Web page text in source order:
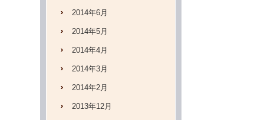
2014年6月
2014年5月
2014年4月
2014年3月
2014年2月
2013年12月